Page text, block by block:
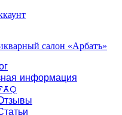
информация